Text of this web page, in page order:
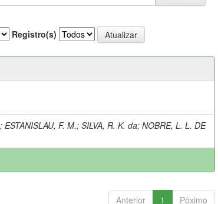
Registro(s)
;ESTANISLAU, F. M.;SILVA, R. K. da;NOBRE, L. L. DE
Anterior 1 Póximo